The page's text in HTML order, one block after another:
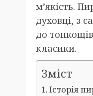
м’якість.
духовці, з
до
класики.
Зміст
Історія